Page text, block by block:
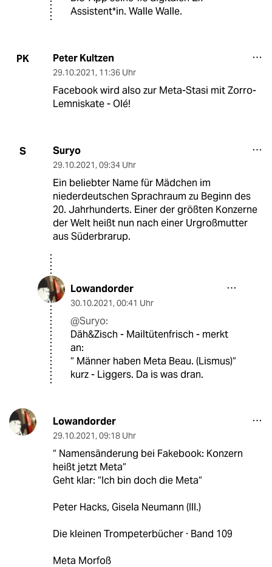
Assistent*in. Walle Walle.
PK Peter Kultzen
29.10.2021, 11:36 Uhr
Facebook wird also zur Meta-Stasi mit Zorro-
Lemniskate - Olé!
S Suryo
29.10.2021, 09:34 Uhr
Ein beliebter Name für Mädchen im
niederdeutschen Sprachraum zu Beginn des
20. Jahrhunderts. Einer der größten Konzerne
der Welt heißt nun nach einer Urgroßmutter
aus Süderbrarup.
Lowandorder
30.10.2021, 00:41 Uhr
@Suryo:
Däh&Zisch - Mailtütenfrisch - merkt
an:
“ Männer haben Meta Beau. (Lismus)“
kurz - Liggers. Da is was dran.
Lowandorder
29.10.2021, 09:18 Uhr
“ Namensänderung bei Fakebook: Konzern
heißt jetzt Meta“
Geht klar: “Ich bin doch die Meta“
Peter Hacks, Gisela Neumann (Ill.)
Die kleinen Trompeterbücher · Band 109
Meta Morfoß